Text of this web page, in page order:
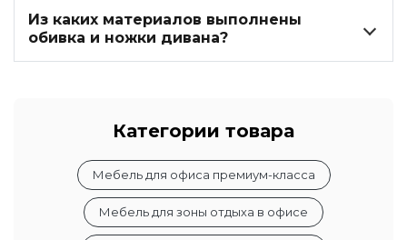
Из каких материалов выполнены
обивка и ножки дивана?
Категории товара
Мебель для офиса премиум-класса
Мебель для зоны отдыха в офисе